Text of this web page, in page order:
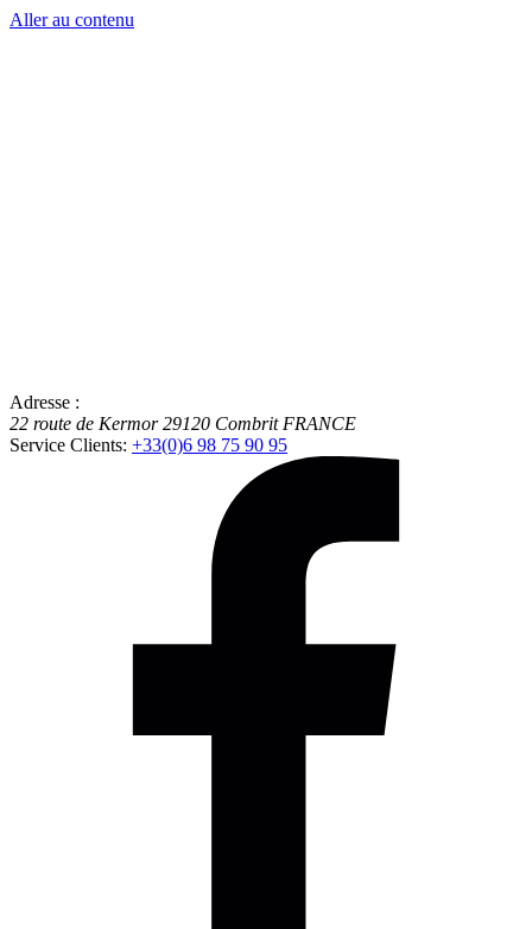
Aller au contenu
Adresse :
22 route de Kermor 29120 Combrit FRANCE
Service Clients: +33(0)6 98 75 90 95